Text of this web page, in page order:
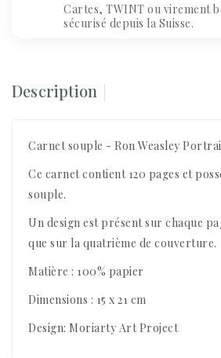
Cartes, TWINT ou virement
sécurisé depuis la Suisse.
Description
Carnet souple - Ron Weasley
Ce carnet contient 120 pages et
souple.
Un design est présent sur chaque
que sur la quatrième de couverture.
Matière : 100% papier
Dimensions : 15 x 21 cm
Design: Moriarty Art Project